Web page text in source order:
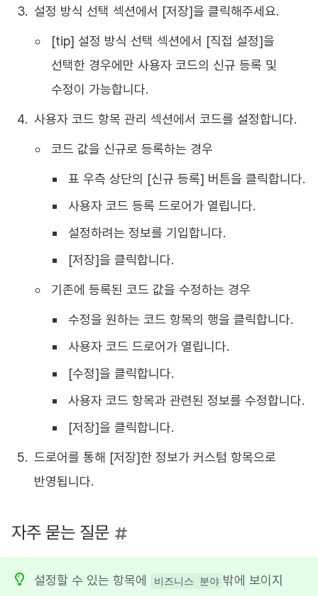
설정 방식 선택 섹션에서 [저장]을 클릭해주세요.
[tip] 설정 방식 선택 섹션에서 [직접 설정]을
선택한 경우에만 사용자 코드의 신규 등록 및
수정이 가능합니다.
사용자 코드 항목 관리 섹션에서 코드를 설정합니다.
코드 값을 신규로 등록하는 경우
표 우측 상단의 [신규 등록] 버튼을 클릭합니다.
사용자 코드 등록 드로어가 열립니다.
설정하려는 정보를 기입합니다.
[저장]을 클릭합니다.
기존에 등록된 코드 값을 수정하는 경우
수정을 원하는 코드 항목의 행을 클릭합니다.
사용자 코드 드로어가 열립니다.
[수정]을 클릭합니다.
사용자 코드 항목과 관련된 정보를 수정합니다.
[저장]을 클릭합니다.
드로어를 통해 [저장]한 정보가 커스텀 항목으로
반영됩니다.
자주 묻는 질문
설정할 수 있는 항목에 비즈니스 분야 밖에 보이지